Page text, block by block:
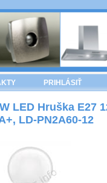
PRIHLÁSIŤ
LED Hruška E27
LD-PN2A60-12